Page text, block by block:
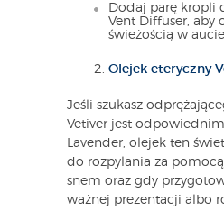
Dodaj parę kropli
Vent Diffuser, aby
świeżością w aucie.
Olejek eteryczny
Jeśli szukasz
Vetiver jest
Lavender, olejek ten
do rozpylania za
snem oraz gdy
ważnej prezentacji albo